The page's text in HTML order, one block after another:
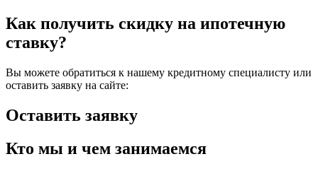
Как получить скидку на ипотечную
ставку?
Вы можете обратиться к нашему кредитному специалисту или
оставить заявку на сайте:
Оставить заявку
Кто мы и чем занимаемся